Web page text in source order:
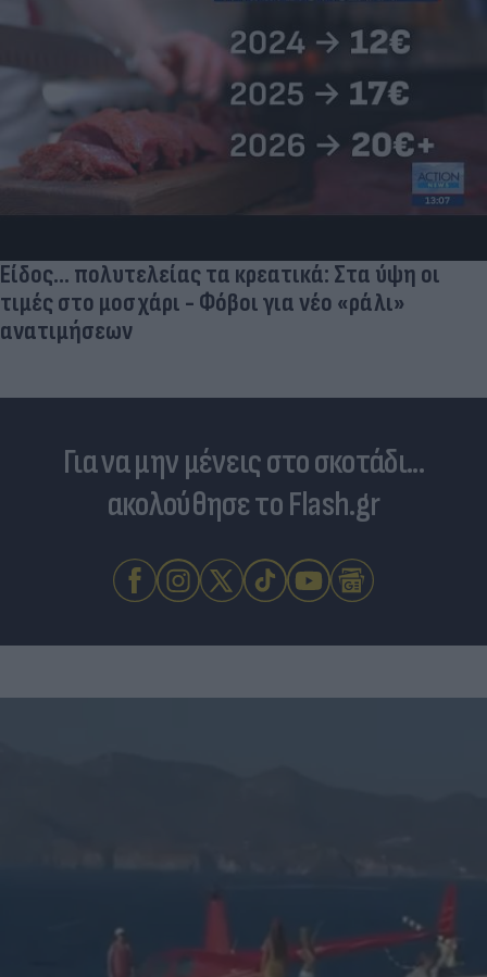
Είδος... πολυτελείας τα κρεατικά: Στα ύψη οι
τιμές στο μοσχάρι - Φόβοι για νέο «ράλι»
ανατιμήσεων
Για να μην μένεις στο σκοτάδι...
ακολούθησε το Flash.gr